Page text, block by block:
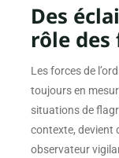
Des
rôle des
Les forces de
toujours en
situations de
contexte, devient
observateur